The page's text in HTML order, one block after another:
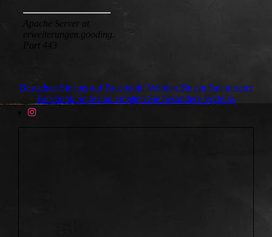
Besuchen Sie uns auf Facebook! Werden Sie ein Fan unserer
Facebook Seite und erhalten Sie besondere Vorteile.